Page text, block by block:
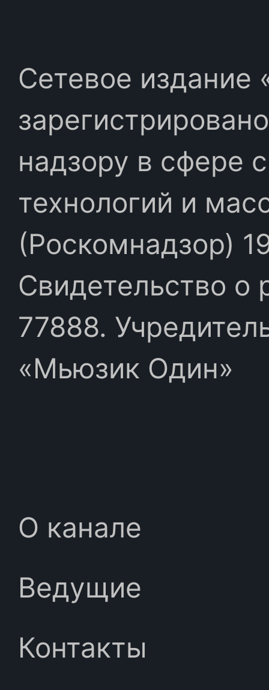
Сетевое издание
надзору в сфере
технологий и
(Роскомнадзор)
Свидетельство
77888.
«Мьюзик Один»
О канале
Ведущие
Контакты